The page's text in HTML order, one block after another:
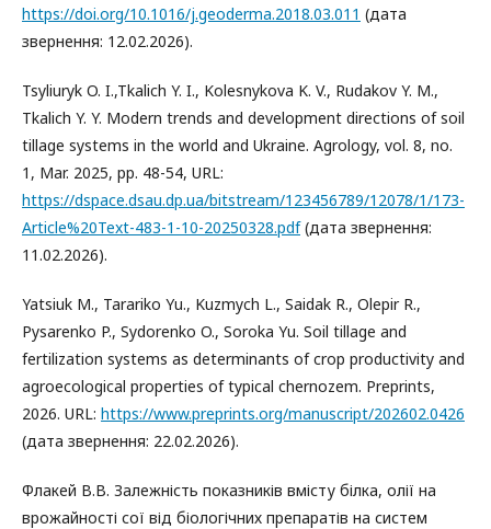
https://doi.org/10.1016/j.geoderma.2018.03.011 (дата
звернення: 12.02.2026).
Tsyliuryk O. I.,Tkalich Y. I., Kolesnykova K. V., Rudakov Y. М.,
Tkalich Y. Y. Modern trends and development directions of soil
tillage systems in the world and Ukraine. Agrology, vol. 8, no.
1, Mar. 2025, pp. 48-54, URL:
https://dspace.dsau.dp.ua/bitstream/123456789/12078/1/173-
Article%20Text-483-1-10-20250328.pdf(дата звернення:
11.02.2026).
Yatsiuk M., Tarariko Yu., Kuzmych L., Saidak R., Olepir R.,
Pysarenko P., Sydorenko O., Soroka Yu. Soil tillage and
fertilization systems as determinants of crop productivity and
agroecological properties of typical chernozem. Preprints,
2026. URL: https://www.preprints.org/manuscript/202602.0426
(дата звернення: 22.02.2026).
Флакей В.В. Залежність показників вмісту білка, олії на
врожайності сої від біологічних препаратів на систем